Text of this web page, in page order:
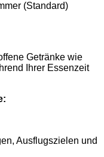
(Standard)
Getränke wie
Ihrer Essenzeit
Ausflugszielen und